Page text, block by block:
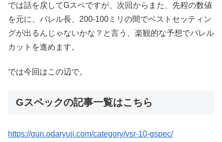
では話を戻してGスペですが、次回からまた、先程の数値
を元に、バレル長、200-100ミリの間でベストセッティン
グが出るんじゃないかな？と言う、楽観的な予想でバレル
カットを進めます。
では今回はこの辺で。
Gスペックの記事一覧はこちら
https://gun.odaryuji.com/category/vsr-10-gspec/